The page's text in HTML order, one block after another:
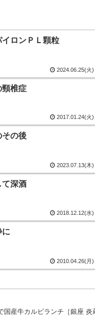
イロンＰＬ顆粒
2024.06.25(火)
頸椎症
2017.01.24(火)
その後
2023.07.13(木)
て深酒
2018.12.12(水)
に
2010.04.26(月)
国産牛カルビランチ［銀座 炎